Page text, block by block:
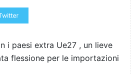
i paesi extra Ue27 , un lieve
flessione per le importazioni